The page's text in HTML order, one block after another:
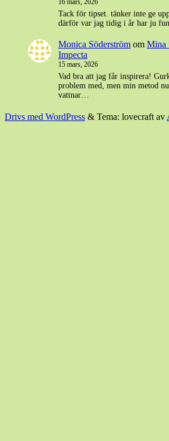
Tack för tipset. tänker inte ge
därför var jag tidig i år har ju
Monica Söderström om Mina
Impecta
15 mars, 2026
Vad bra att jag får inspirera!
problem med, men min metod
vattnar…
Drivs med WordPress & Tema: lovecraft av